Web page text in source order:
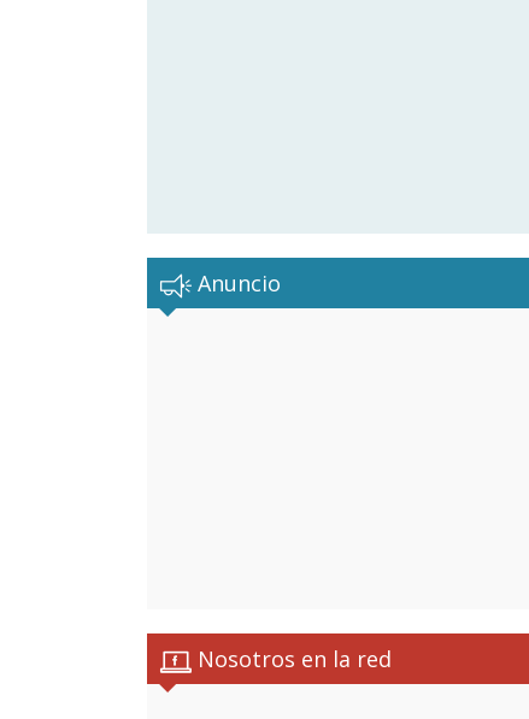
Anuncio
Nosotros en la red